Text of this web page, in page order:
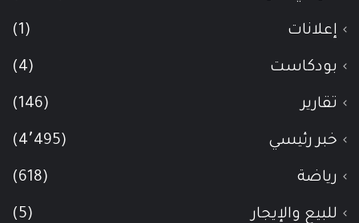
إعلانات (1)
بودكاست (4)
تقارير (146)
خبر رئيسي (4٬495)
رياضة (618)
للبيع والإيجار (5)